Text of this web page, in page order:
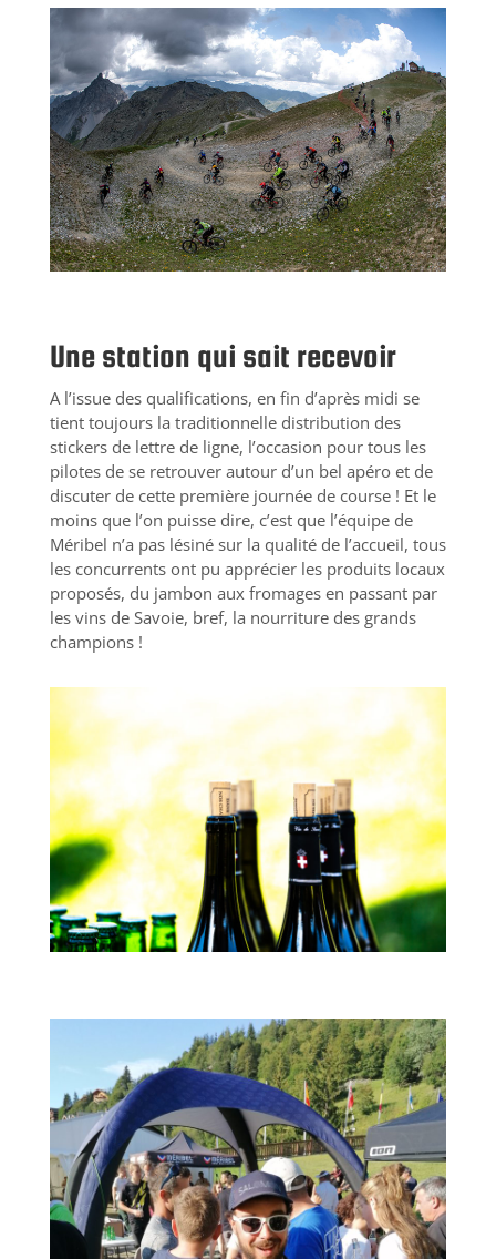
Une station qui sait recevoir
A l’issue des qualifications, en fin d’après midi se
tient toujours la traditionnelle distribution des
stickers de lettre de ligne, l’occasion pour tous les
pilotes de se retrouver autour d’un bel apéro et de
discuter de cette première journée de course ! Et le
moins que l’on puisse dire, c’est que l’équipe de
Méribel n’a pas lésiné sur la qualité de l’accueil, tous
les concurrents ont pu apprécier les produits locaux
proposés, du jambon aux fromages en passant par
les vins de Savoie, bref, la nourriture des grands
champions !